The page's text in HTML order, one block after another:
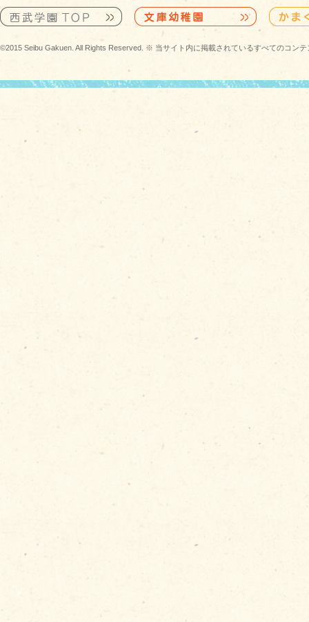
©2015 Seibu Gakuen. All Rights Reserved. ※ 当サイト内に掲載されているすべてのコン